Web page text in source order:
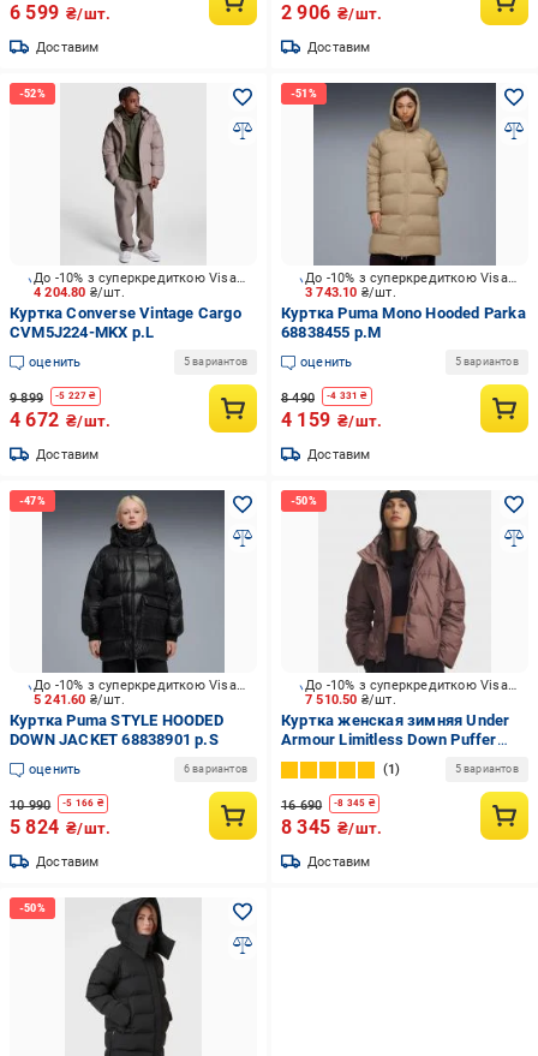
6 599 ₴/шт.
Доставим
2 906 ₴/шт.
Доставим
4 204.80 ₴/шт.
До -10% з суперкредиткою Visa Вигода
Куртка Converse Vintage Cargo
CVM5J224-MKX р.L
оценить 5 вариантов
9 899 -5 227 ₴
4 672 ₴/шт.
Доставим
3 743.10 ₴/шт.
До -10% з суперкредиткою Visa Вигода
Куртка Puma Mono Hooded Parka
68838455 р.M
оценить 5 вариантов
8 490 -4 331 ₴
4 159 ₴/шт.
Доставим
5 241.60 ₴/шт.
До -10% з суперкредиткою Visa Вигода
Куртка Puma STYLE HOODED
DOWN JACKET 68838901 р.S
оценить 6 вариантов
10 990 -5 166 ₴
5 824 ₴/шт.
Доставим
7 510.50 ₴/шт.
До -10% з суперкредиткою Visa Вигода
Куртка женская зимняя Under
Armour Limitless Down Puffer
Jacket 6001001-256 р.M
коричневая
1 5 вариантов
16 690 -8 345 ₴
8 345 ₴/шт.
Доставим